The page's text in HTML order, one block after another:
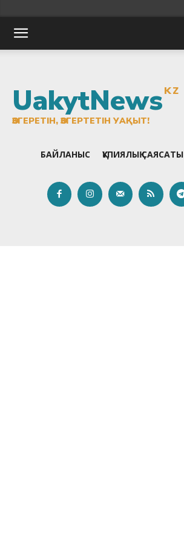
UakytNewsKZ
ӨЗГЕРЕТІН, ӨЗГЕРТЕТІН УАҚЫТ!
БАЙЛАНЫС ҚҰПИЯЛЫҚ САЯСАТЫ